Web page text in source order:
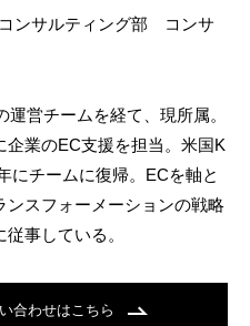
ンサルティング部 コンサ
営チームを経て、現所属。
業のEC支援を担当。米国K
にチームに復帰。ECを軸と
ンスフォーメーションの戦略
事している。
合わせはこちら